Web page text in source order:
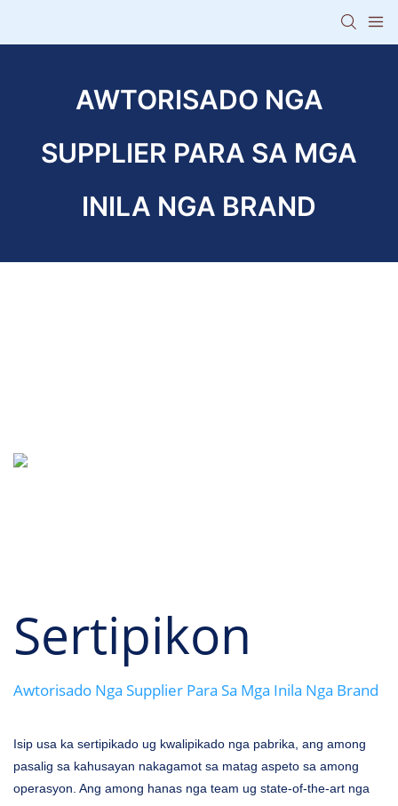
AWTORISADO NGA
SUPPLIER PARA SA MGA
INILA NGA BRAND
Sertipikon
Awtorisado Nga Supplier Para Sa Mga Inila Nga Brand
Isip usa ka sertipikado ug kwalipikado nga pabrika, ang among
pasalig sa kahusayan nakagamot sa matag aspeto sa among
operasyon. Ang among hanas nga team ug state-of-the-art nga